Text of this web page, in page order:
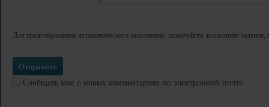
Для предотвращения автоматического заполнения, пожалуйста, выполните
Сообщать мне о новых комментариях по электронной почте